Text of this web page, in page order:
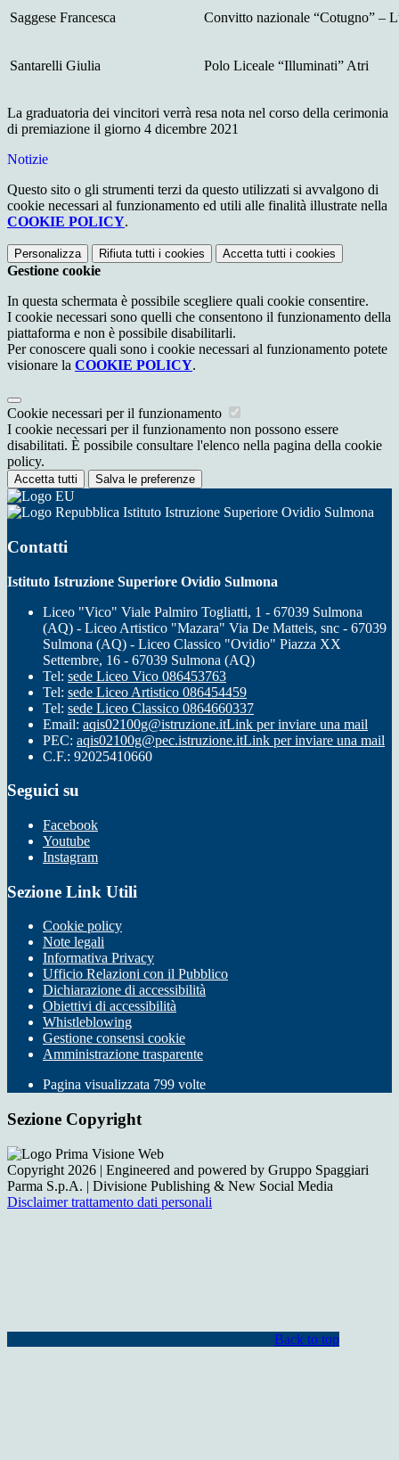
Saggese Francesca Convitto nazionale “Cotugno” –
Santarelli Giulia Polo Liceale “Illuminati” Atri
La graduatoria dei vincitori verrà resa nota nel corso della cerimonia
di premiazione il giorno 4 dicembre 2021
Notizie
Questo sito o gli strumenti terzi da questo utilizzati si avvalgono di
cookie necessari al funzionamento ed utili alle finalità illustrate nella
COOKIE POLICY.
Personalizza Rifiuta tutti i cookies Accetta tutti i cookies
Gestione cookie
In questa schermata è possibile scegliere quali cookie consentire.
I cookie necessari sono quelli che consentono il funzionamento della
piattaforma e non è possibile disabilitarli.
Per conoscere quali sono i cookie necessari al funzionamento potete
visionare la COOKIE POLICY.
Cookie necessari per il funzionamento
I cookie necessari per il funzionamento non possono essere
disabilitati. È possibile consultare l'elenco nella pagina della cookie
policy.
Accetta tutti Salva le preferenze
Istituto Istruzione Superiore Ovidio Sulmona
Contatti
Istituto Istruzione Superiore Ovidio Sulmona
Liceo "Vico" Viale Palmiro Togliatti, 1 - 67039 Sulmona
(AQ) - Liceo Artistico "Mazara" Via De Matteis, snc - 67039
Sulmona (AQ) - Liceo Classico "Ovidio" Piazza XX
Settembre, 16 - 67039 Sulmona (AQ)
Tel: sede Liceo Vico 086453763
Tel: sede Liceo Artistico 086454459
Tel: sede Liceo Classico 0864660337
Email: aqis02100g@istruzione.itLink per inviare una mail
PEC: aqis02100g@pec.istruzione.itLink per inviare una mail
C.F.: 92025410660
Seguici su
Facebook
Youtube
Instagram
Sezione Link Utili
Cookie policy
Note legali
Informativa Privacy
Ufficio Relazioni con il Pubblico
Dichiarazione di accessibilità
Obiettivi di accessibilità
Whistleblowing
Gestione consensi cookie
Amministrazione trasparente
Pagina visualizzata 799 volte
Sezione Copyright
Copyright 2026 | Engineered and powered by Gruppo Spaggiari
Parma S.p.A. | Divisione Publishing & New Social Media
Disclaimer trattamento dati personali
Back to top